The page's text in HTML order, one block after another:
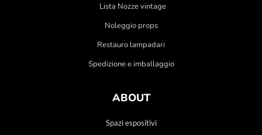
Lista Nozze vintage
Noleggio props
Restauro lampadari
Spedizione e imballaggio
ABOUT
Spazi espositivi